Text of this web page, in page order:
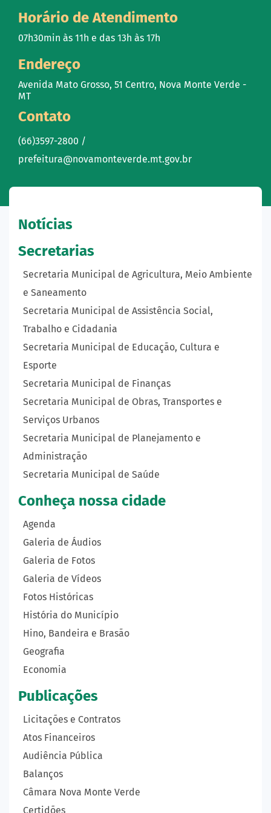
Horário de Atendimento
07h30min às 11h e das 13h às 17h
Endereço
Avenida Mato Grosso, 51 Centro, Nova Monte Verde -
MT
Contato
(66)3597-2800 /
prefeitura@novamonteverde.mt.gov.br
Notícias
Secretarias
Secretaria Municipal de Agricultura, Meio Ambiente
e Saneamento
Secretaria Municipal de Assistência Social,
Trabalho e Cidadania
Secretaria Municipal de Educação, Cultura e
Esporte
Secretaria Municipal de Finanças
Secretaria Municipal de Obras, Transportes e
Serviços Urbanos
Secretaria Municipal de Planejamento e
Administração
Secretaria Municipal de Saúde
Conheça nossa cidade
Agenda
Galeria de Áudios
Galeria de Fotos
Galeria de Vídeos
Fotos Históricas
História do Município
Hino, Bandeira e Brasão
Geografia
Economia
Publicações
Licitações e Contratos
Atos Financeiros
Audiência Pública
Balanços
Câmara Nova Monte Verde
Certidões